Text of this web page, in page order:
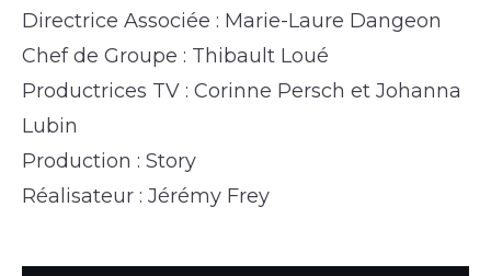
Directrice Associée : Marie-Laure Dangeon
Chef de Groupe : Thibault Loué
Productrices TV : Corinne Persch et Johanna
Lubin
Production : Story
Réalisateur : Jérémy Frey